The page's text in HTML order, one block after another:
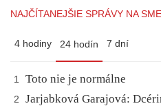
NAJČÍTANEJŠIE SPRÁVY NA SME
4 hodiny 24 hodín 7 dní
1 Toto nie je normálne
2
Jarjabková Garajová: